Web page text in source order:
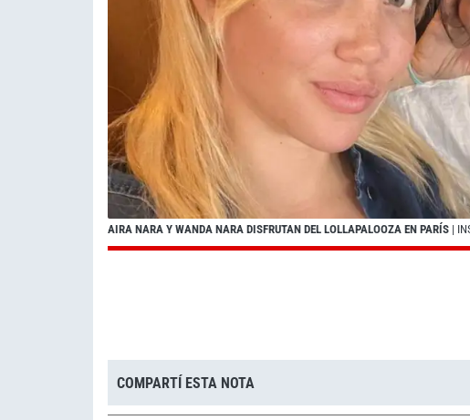
AIRA NARA Y WANDA NARA DISFRUTAN DEL LOLLAPALOOZA EN PARÍS |
COMPARTÍ ESTA NOTA